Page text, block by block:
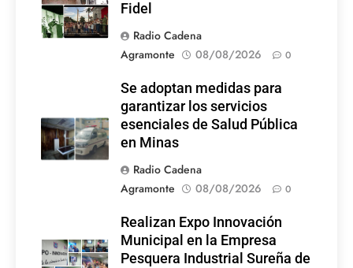
Fidel
Radio Cadena
Agramonte
08/08/2026 0
Se adoptan medidas para
garantizar los servicios
esenciales de Salud Pública
en Minas
Radio Cadena
Agramonte
08/08/2026 0
Realizan Expo Innovación
Municipal en la Empresa
Pesquera Industrial Sureña de